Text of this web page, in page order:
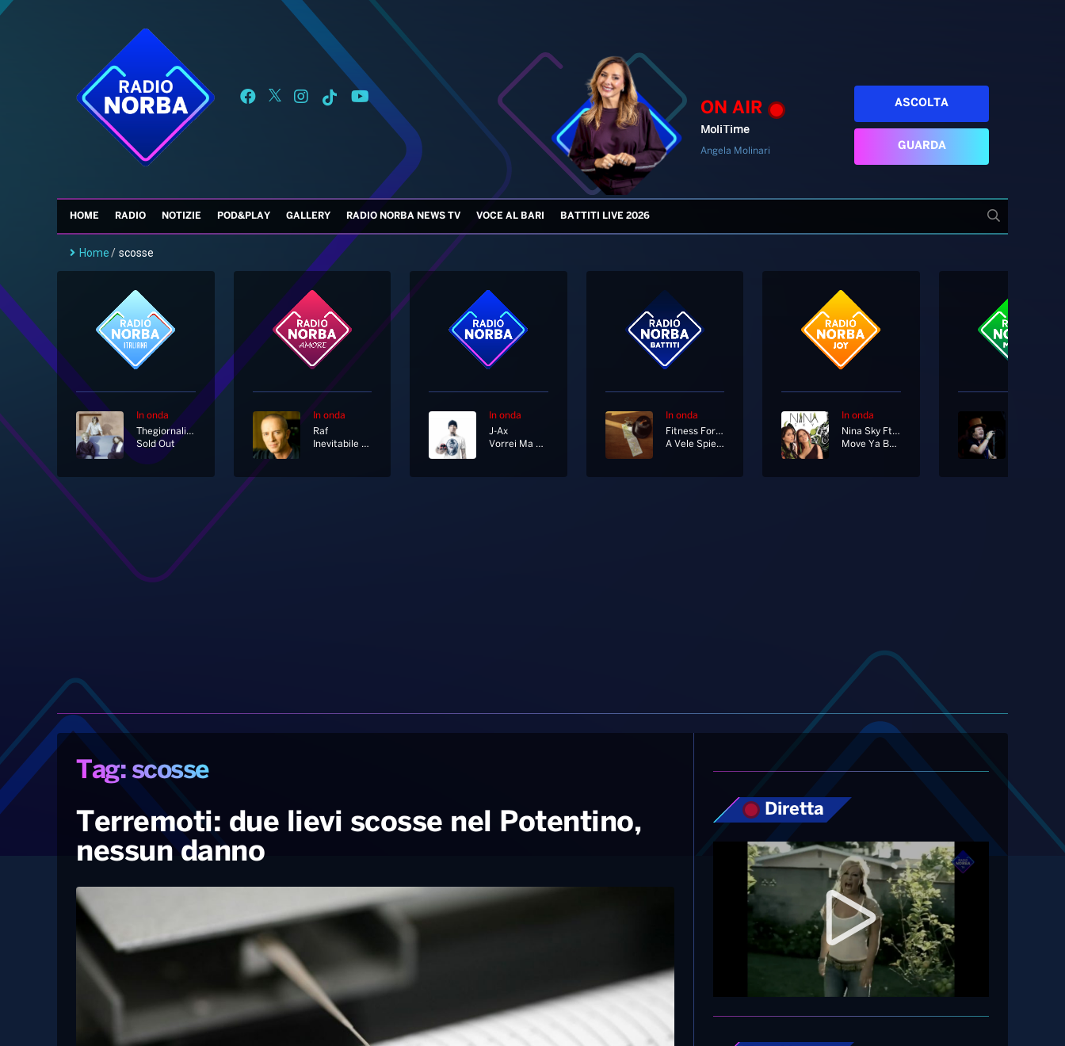
ON AIR
MoliTime
Angela Molinari
ASCOLTA
GUARDA
HOME RADIO NOTIZIE POD&PLAY GALLERY RADIO NORBA NEWS TV VOCE AL BARI BATTITI LIVE 2026
Home/ scosse
In onda
Thegiornalisti
Sold Out
In onda
Raf
Inevitabile Follia
In onda
J-Ax
Vorrei Ma Non Posto
In onda
Fitness Forever Ft. Calcutta
A Vele Spiegate
In onda
Nina Sky Ft. Jabba
Move Ya Body
Tag: scosse
Terremoti: due lievi scosse nel Potentino,
nessun danno
Diretta